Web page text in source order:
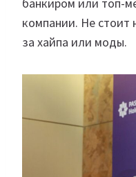
компании. Не стоит
за хайпа или моды.